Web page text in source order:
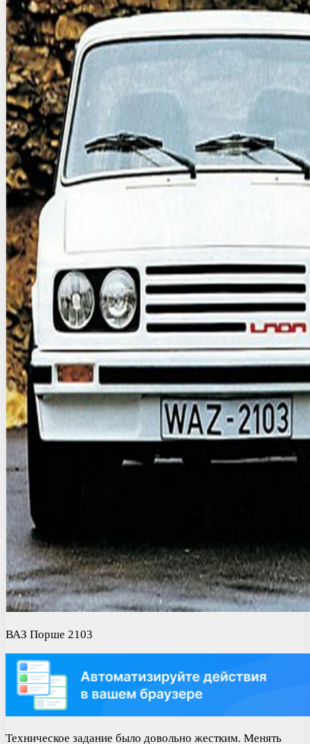
ВАЗ Порше 2103
Техническое задание было довольно жестким. Менять